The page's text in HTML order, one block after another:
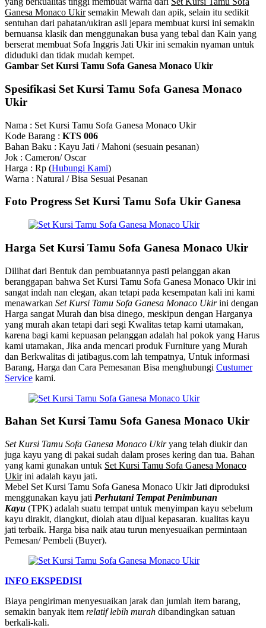
Ganesa Monaco Ukirsemakin Mewah dan apik, selain itu sedikit
sentuhan dari pahatan/ukiran asli jepara membuat kursi ini semakin
bernuansa klasik dan menggunakan busa yang tebal dan Kain yang
berserat membuat Sofa Inggris Jati Ukir ini semakin nyaman untuk
diduduki dan tidak mudah kempet.
Gambar Set Kursi Tamu Sofa Ganesa Monaco Ukir
Spesifikasi Set Kursi Tamu Sofa Ganesa Monaco
Ukir
Nama : Set Kursi Tamu Sofa Ganesa Monaco Ukir
Kode Barang : KTS 006
Bahan Baku : Kayu Jati / Mahoni (sesuain pesanan)
Jok : Cameron/ Oscar
Harga : Rp (Hubungi Kami)
Warna : Natural / Bisa Sesuai Pesanan
Foto Progress Set Kursi Tamu Sofa Ukir Ganesa
Harga Set Kursi Tamu Sofa Ganesa Monaco Ukir
Dilihat dari Bentuk dan pembuatannya pasti pelanggan akan
beranggapan bahwa Set Kursi Tamu Sofa Ganesa Monaco Ukir ini
sangat indah nan elegan, akan tetapi pada kesempatan kali ini kami
menawarkan Set Kursi Tamu Sofa Ganesa Monaco Ukirini dengan
Harga sangat Murah dan bisa dinego, meskipun dengan Harganya
yang murah akan tetapi dari segi Kwalitas tetap kami utamakan,
karena bagi kami kepuasan pelanggan adalah hal pokok yang Harus
kami utamakan, Jika anda mencari produk Furniture yang Murah
dan Berkwalitas di jatibagus.com lah tempatnya, Untuk informasi
Barang, Harga dan Cara Pemesanan Bisa menghubungi Custumer
Service kami.
Bahan Set Kursi Tamu Sofa Ganesa Monaco Ukir
Set Kursi Tamu Sofa Ganesa Monaco Ukiryang telah diukir dan
juga kayu yang di pakai sudah dalam proses kering dan tua. Bahan
yang kami gunakan untuk Set Kursi Tamu Sofa Ganesa Monaco
Ukirini adalah kayu jati.
Mebel Set Kursi Tamu Sofa Ganesa Monaco Ukir Jati diproduksi
menggunakan kayu jati Perhutani Tempat Penimbunan
Kayu (TPK) adalah suatu tempat untuk menyimpan kayu sebelum
kayu dirakit, diangkut, diolah atau dijual kepasaran. kualitas kayu
jati terbaik. Harga bisa naik atau turun menyesuaikan permintaan
Pemesan/ Pembeli (Buyer).
INFO EKSPEDISI
Biaya pengiriman menyesuaikan jarak dan jumlah item barang,
semakin banyak item relatif lebih murah dibandingkan satuan
berkali-kali.